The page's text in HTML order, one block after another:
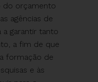
do orçamento
agências de
garantir tanto
a fim de que
formação de
e às